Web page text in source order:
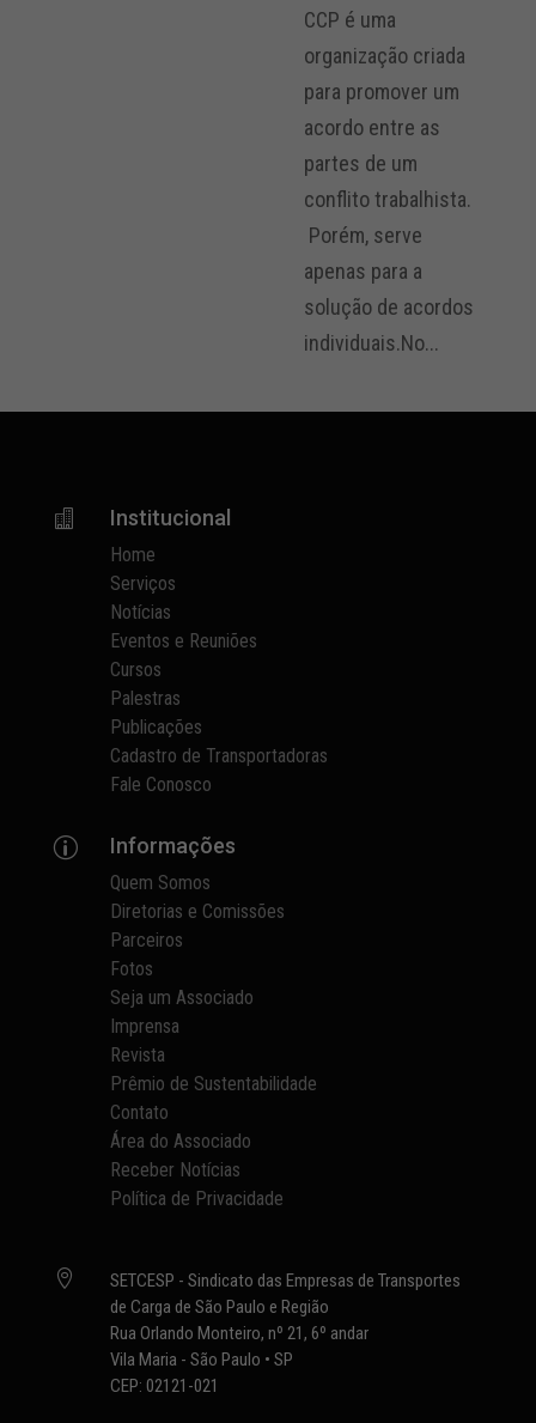
CCP é uma
organização criada
para promover um
acordo entre as
partes de um
conflito trabalhista.
Porém, serve
apenas para a
solução de acordos
individuais.No...
 Institucional
Home
Serviços
Notícias
Eventos e Reuniões
Cursos
Palestras
Publicações
Cadastro de Transportadoras
Fale Conosco
p Informações
Quem Somos
Diretorias e Comissões
Parceiros
Fotos
Seja um Associado
Imprensa
Revista
Prêmio de Sustentabilidade
Contato
Área do Associado
Receber Notícias
Política de Privacidade

SETCESP - Sindicato das Empresas de Transportes
de Carga de São Paulo e Região
Rua Orlando Monteiro, nº 21, 6º andar
Vila Maria - São Paulo • SP
CEP: 02121-021